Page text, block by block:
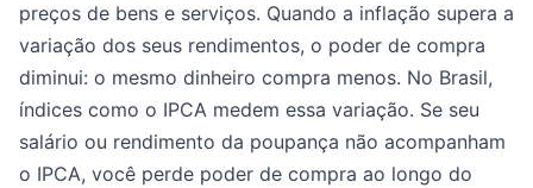
preços de bens e serviços. Quando a inflação supera a
variação dos seus rendimentos, o poder de compra
diminui: o mesmo dinheiro compra menos. No Brasil,
índices como o IPCA medem essa variação. Se seu
salário ou rendimento da poupança não acompanham
o IPCA, você perde poder de compra ao longo do